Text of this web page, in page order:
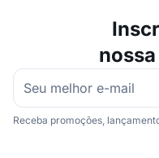
Receba promoções,